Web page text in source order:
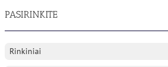
PASIRINKITE
Rinkiniai